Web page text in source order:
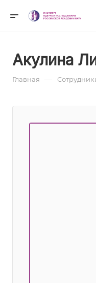
Акулина
Главная —